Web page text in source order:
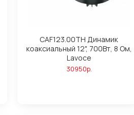
CAF123.00TH Динамик
коаксиальный 12", 700Вт, 8 Ом,
Lavoce
30950р.